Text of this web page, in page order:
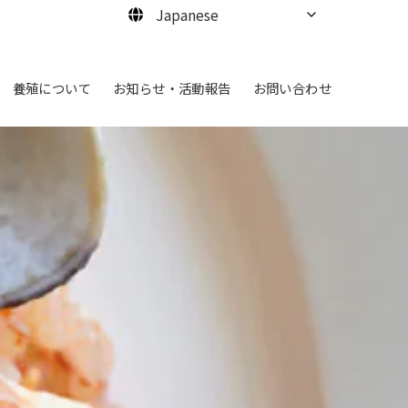
養殖について お知らせ・活動報告 お問い合わせ